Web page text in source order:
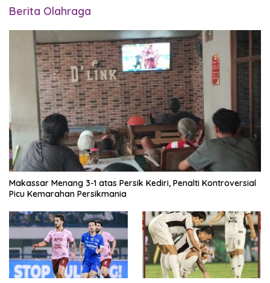
Berita Olahraga
Makassar Menang 3-1 atas Persik Kediri, Penalti Kontroversial
Picu Kemarahan Persikmania